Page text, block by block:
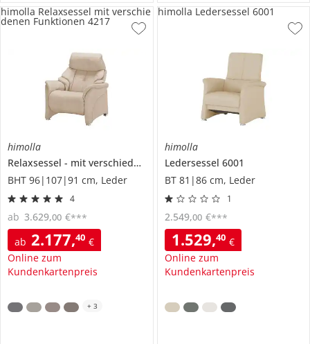
himolla
Relaxsessel
mit verschiedenen Funktionen
4217
BHT 96|107|91 cm, Leder
4
ab 2.177,40 €
Online zum
Kundenkartenpreis
ab 3.629,00 €***
himolla Relaxsessel mit verschie
denen Funktionen 4217
+ 3
himolla
Ledersessel 6001
BT 81|86 cm, Leder
1
1.529,40 €
Online zum
Kundenkartenpreis
2.549,00 €***
himolla Ledersessel 6001